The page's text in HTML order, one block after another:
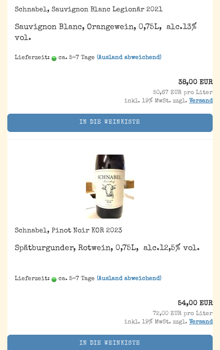
Schnabel, Sauvignon Blanc Legionär 2021
Sauvignon Blanc, Orangewein, 0,75L, alc.13%
vol.
Lieferzeit: ca. 5-7 Tage (Ausland abweichend)
38,00 EUR
50,67 EUR pro Liter
inkl. 19% MwSt. zzgl. Versand
IN DIE WEINKISTE
Schnabel, Pinot Noir KOR 2023
Spätburgunder, Rotwein, 0,75L, alc.12,5% vol.
Lieferzeit: ca. 5-7 Tage (Ausland abweichend)
54,00 EUR
72,00 EUR pro Liter
inkl. 19% MwSt. zzgl. Versand
IN DIE WEINKISTE